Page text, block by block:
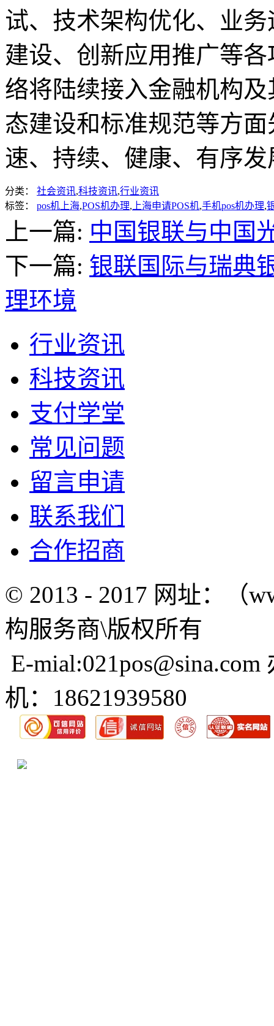
试、技术架构优化、业
建设、创新应用推广等
络将陆续接入金融机构
态建设和标准规范等方
速、持续、健康、有序发
分类： 社会资讯,科技资讯,行业资讯
标签： pos机上海,POS机办理, 上海申请POS机,手机pos机办理,
上一篇: 中国银联与中国
下一篇: 银联国际与瑞典
理环境
行业资讯
科技资讯
支付学堂
常见问题
留言申请
联系我们
合作招商
© 2013 - 2017 网址：（
构服务商\版权所有
E-mial:021pos@sina.com
机：18621939580